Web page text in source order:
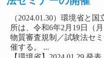
（2024.01.30）環境省と
所は、令和6年2月19日（
物質審査規制／試験法セ
催する。 ...